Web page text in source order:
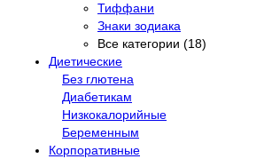
Тиффани
Знаки зодиака
Все категории (18)
Диетические
Без глютена
Диабетикам
Низкокалорийные
Беременным
Корпоративные